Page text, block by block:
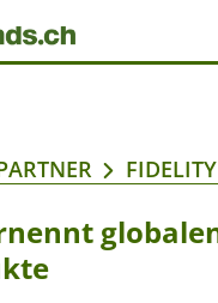
FIDELITY